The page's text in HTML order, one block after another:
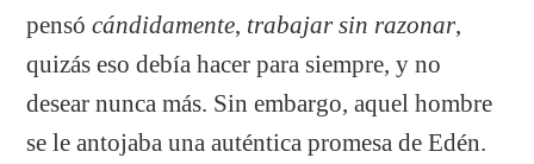
pensócándidamente, trabajar sin razonar,
quizás eso debía hacer para siempre, y no
desear nunca más. Sin embargo, aquel hombre
se le antojaba una auténtica promesa de Edén.